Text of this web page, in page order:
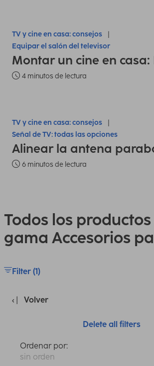
TV y cine en casa: consejos
Equipar el salón del televisor
Montar un cine en casa:
4 minutos de lectura
TV y cine en casa: consejos
Señal de TV: todas las opciones
Alinear la antena
6 minutos de lectura
Todos los
gama Accesorios
Filter (1)
Volver
Delete all filters
Ordenar por:
sin orden